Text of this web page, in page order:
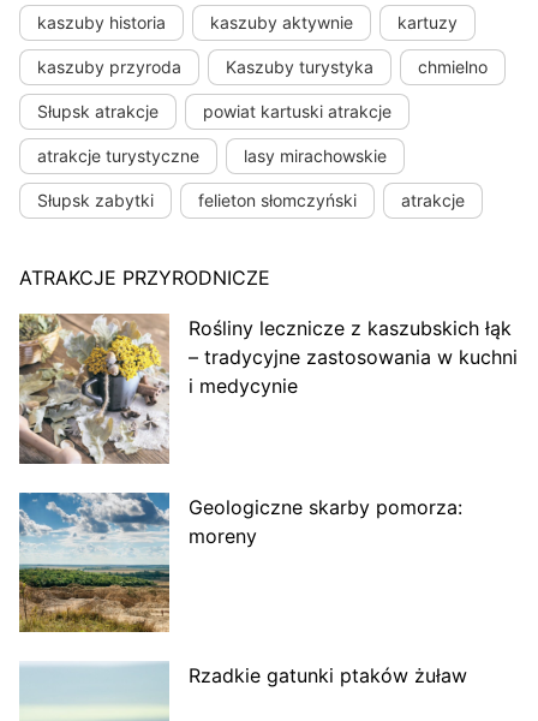
kaszuby historia kaszuby aktywnie kartuzy
kaszuby przyroda Kaszuby turystyka chmielno
Słupsk atrakcje powiat kartuski atrakcje
atrakcje turystyczne lasy mirachowskie
Słupsk zabytki felieton słomczyński atrakcje
ATRAKCJE PRZYRODNICZE
Rośliny lecznicze z kaszubskich łąk
– tradycyjne zastosowania w kuchni
i medycynie
Geologiczne skarby pomorza:
moreny
Rzadkie gatunki ptaków żuław